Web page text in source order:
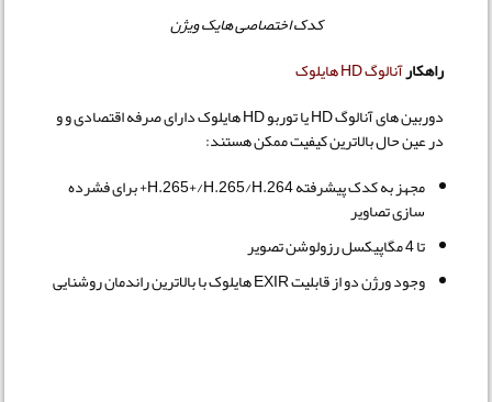
کدک اختصاصی هایک ویژن
راهکارآنالوگ HD هایلوک
دوربین های آنالوگ HD یا توربو HD هایلوک دارای صرفه اقتصادی و و
در عین حال بالاترین کیفیت ممکن هستند:
مجهز به کدک پیشرفته H.265+/H.265/H.264+ برای فشرده
سازی تصاویر
تا 4 مگاپیکسل رزولوشن تصویر
وجود ورژن دو از قابلیت EXIR هایلوک با بالاترین راندمان روشنایی